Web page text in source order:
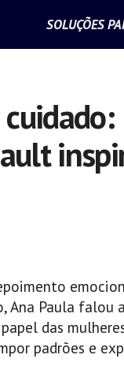
SOLUÇÕES
Ana Paula
das
padrões e